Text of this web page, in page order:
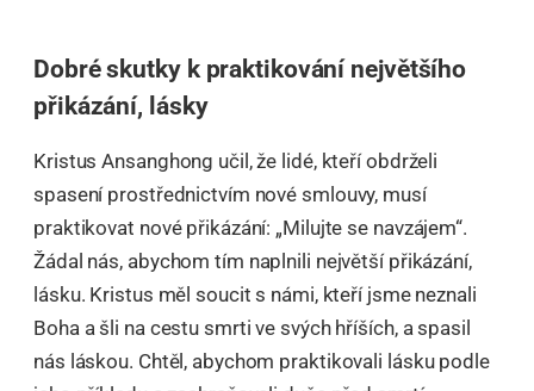
Dobré skutky k praktikování největšího
přikázání, lásky
Kristus Ansanghong učil, že lidé, kteří obdrželi
spasení prostřednictvím nové smlouvy, musí
praktikovat nové přikázání: „Milujte se navzájem“.
Žádal nás, abychom tím naplnili největší přikázání,
lásku. Kristus měl soucit s námi, kteří jsme neznali
Boha a šli na cestu smrti ve svých hříších, a spasil
nás láskou. Chtěl, abychom praktikovali lásku podle